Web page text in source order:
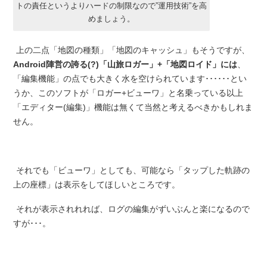
トの責任というよりハードの制限なので”運用技術”を高
めましょう。
上の二点「地図の種類」「地図のキャッシュ」もそうですが、
Android陣営の誇る(?)「山旅ロガー」+「地図ロイド」には、
「編集機能」の点でも大きく水を空けられています･･････とい
うか、このソフトが「ロガー+ビューワ」と名乗っている以上
「エディター(編集)」機能は無くて当然と考えるべきかもしれま
せん。
それでも「ビューワ」としても、可能なら「タップした軌跡の
上の座標」は表示をしてほしいところです。
それが表示されれれば、ログの編集がずいぶんと楽になるので
すが･･･。